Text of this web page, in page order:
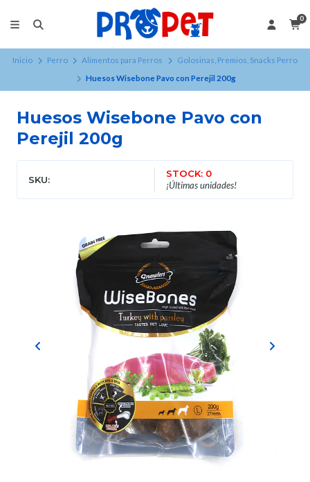
0
Inicio Perro Alimentos para Perros
Golosinas, Premios, Snacks Perro
Huesos Wisebone Pavo con Perejil 200g
Huesos Wisebone Pavo con
Perejil 200g
SKU:
STOCK: 0
¡Últimas unidades!